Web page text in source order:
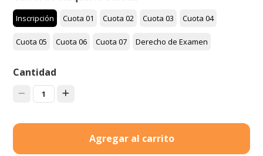
Inscripción Cuota 01 Cuota 02 Cuota 03 Cuota 04
Cuota 05 Cuota 06 Cuota 07 Derecho de Examen
Cantidad
1
Agregar al carrito